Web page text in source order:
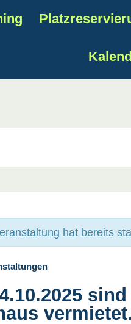
hat bereits
vermietet.